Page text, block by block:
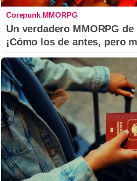
Corepunk MMORPG
Un verdadero MMORPG
¡Cómo los de antes, pero